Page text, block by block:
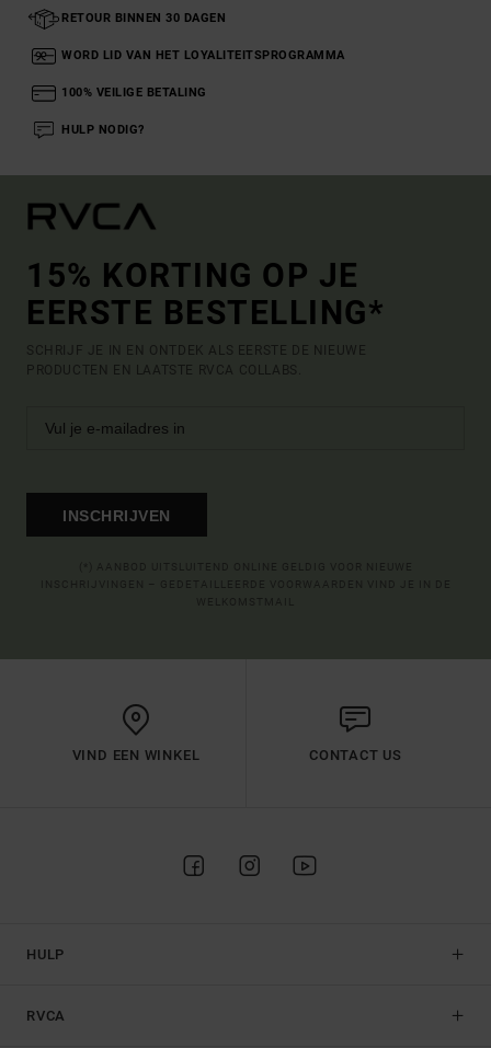
RETOUR BINNEN 30 DAGEN
WORD LID VAN HET LOYALITEITSPROGRAMMA
100% VEILIGE BETALING
HULP NODIG?
15% KORTING OP JE
EERSTE BESTELLING*
SCHRIJF JE IN EN ONTDEK ALS EERSTE DE NIEUWE
PRODUCTEN EN LAATSTE RVCA COLLABS.
INSCHRIJVEN
VIND EEN WINKEL CONTACT US
HULP
RVCA